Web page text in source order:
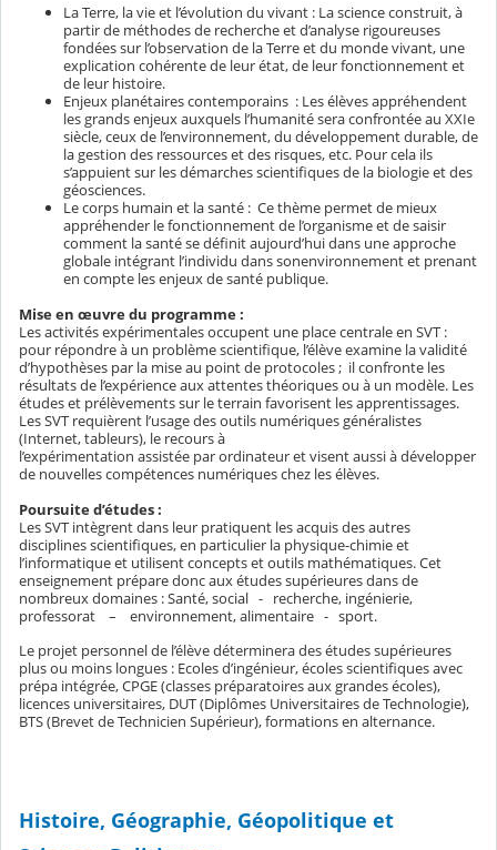
La Terre, la vie et l’évolution du vivant : La science construit, à
partir de méthodes de recherche et d’analyse rigoureuses
fondées sur l’observation de la Terre et du monde vivant, une
explication cohérente de leur état, de leur fonctionnement et
de leur histoire.
Enjeux planétaires contemporains : Les élèves appréhendent
les grands enjeux auxquels l’humanité sera confrontée au XXIe
siècle, ceux de l’environnement, du développement durable, de
la gestion des ressources et des risques, etc. Pour cela ils
s’appuient sur les démarches scientifiques de la biologie et des
géosciences.
Le corps humain et la santé : Ce thème permet de mieux
appréhender le fonctionnement de l’organisme et de saisir
comment la santé se définit aujourd’hui dans une approche
globale intégrant l’individu dans sonenvironnement et prenant
en compte les enjeux de santé publique.
Mise en œuvre du programme :
Les activités expérimentales occupent une place centrale en SVT :
pour répondre à un problème scientifique, l’élève examine la validité
d’hypothèses par la mise au point de protocoles ; il confronte les
résultats de l’expérience aux attentes théoriques ou à un modèle. Les
études et prélèvements sur le terrain favorisent les apprentissages.
Les SVT requièrent l’usage des outils numériques généralistes
(Internet, tableurs), le recours à
l’expérimentation assistée par ordinateur et visent aussi à développer
de nouvelles compétences numériques chez les élèves.
Poursuite d’études :
Les SVT intègrent dans leur pratiquent les acquis des autres
disciplines scientifiques, en particulier la physique-chimie et
l’informatique et utilisent concepts et outils mathématiques. Cet
enseignement prépare donc aux études supérieures dans de
nombreux domaines : Santé, social - recherche, ingénierie,
professorat – environnement, alimentaire - sport.
Le projet personnel de l’élève déterminera des études supérieures
plus ou moins longues : Ecoles d’ingénieur, écoles scientifiques avec
prépa intégrée, CPGE (classes préparatoires aux grandes écoles),
licences universitaires, DUT (Diplômes Universitaires de Technologie),
BTS (Brevet de Technicien Supérieur), formations en alternance.
Histoire, Géographie, Géopolitique et